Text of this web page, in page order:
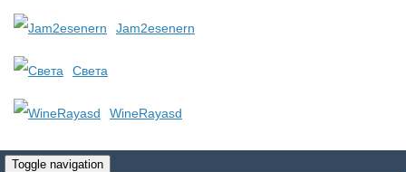
Jam2esenern
Света
WineRayasd
Toggle navigation